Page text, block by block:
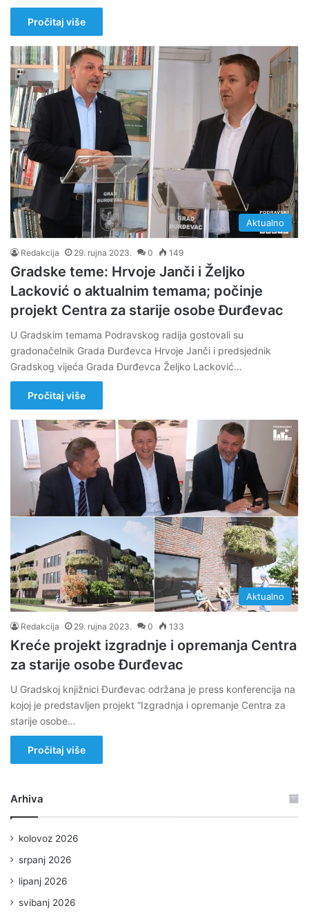
Pročitaj više
Aktualno
Redakcija 29. rujna 2023. 0 149
Gradske teme: Hrvoje Janči i Željko
Lacković o aktualnim temama; počinje
projekt Centra za starije osobe Đurđevac
U Gradskim temama Podravskog radija gostovali su
gradonačelnik Grada Đurđevca Hrvoje Janči i predsjednik
Gradskog vijeća Grada Đurđevca Željko Lacković…
Pročitaj više
Aktualno
Redakcija 29. rujna 2023. 0 133
Kreće projekt izgradnje i opremanja Centra
za starije osobe Đurđevac
U Gradskoj knjižnici Đurđevac održana je press konferencija na
kojoj je predstavljen projekt “Izgradnja i opremanje Centra za
starije osobe…
Pročitaj više
Arhiva
kolovoz 2026
srpanj 2026
lipanj 2026
svibanj 2026